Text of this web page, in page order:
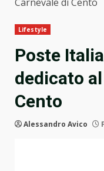
Lifestyle
Poste
dedicato
Cento
Alessandro Avico